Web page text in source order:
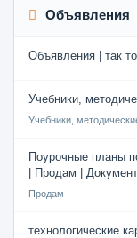
Объявления
Объявления | так
Учебники,
Поурочные планы
| Продам |
Продам
технологические